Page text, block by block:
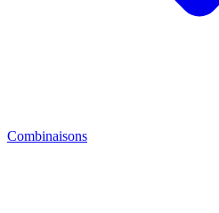
Combinaisons